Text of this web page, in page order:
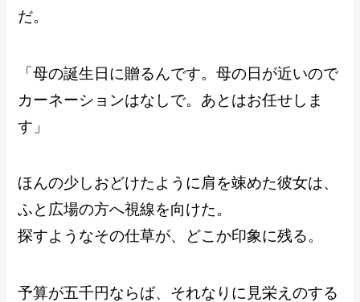
だ。
「母の誕生日に贈るんです。母の日が近いので
カーネーションはなしで。あとはお任せしま
す」
ほんの少しおどけたように肩を竦めた彼女は、
ふと広場の方へ視線を向けた。
探すようなその仕草が、どこか印象に残る。
予算が五千円ならば、それなりに見栄えのする